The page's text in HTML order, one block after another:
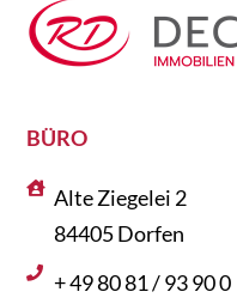
BÜRO
Alte Ziegelei 2
84405 Dorfen
+ 49 80 81 / 93 90 0